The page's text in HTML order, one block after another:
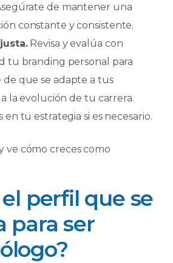
de mantener una
constante y consistente.
Revisa y evalúa con
tu branding personal para
de que se adapte a tus
la evolución de tu carrera.
en tu estrategia si es necesario.
ve cómo creces como
perfil que se
para ser